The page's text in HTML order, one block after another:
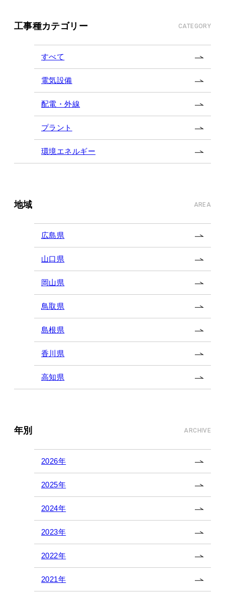
工事種カテゴリー CATEGORY
すべて
電気設備
配電・外線
プラント
環境エネルギー
地域 AREA
広島県
山口県
岡山県
鳥取県
島根県
香川県
高知県
年別 ARCHIVE
2026年
2025年
2024年
2023年
2022年
2021年